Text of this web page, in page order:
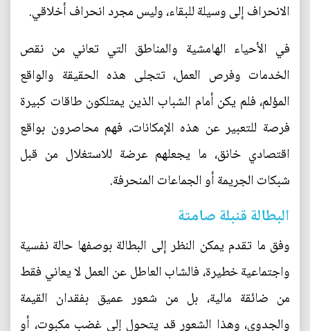
الانحراف إلى وسيلة للبقاء، وليس مجرد انحراف أخلاقي.
في الأحياء الهامشية والمناطق التي تعاني من نقص
الخدمات وفرص العمل، تتجلى هذه الحقيقة والواقع
المؤلم، فلم يكن أمام الشباب الذين يمتلكون طاقات كبيرة
فرصة للتعبير عن هذه الإمكانات، فهم محاصرون بواقع
اقتصادي خانق، ما يجعلهم عرضة للاستغلال من قبل
شبكات الجريمة أو الجماعات المنحرفة.
البطالة قنبلة صامتة
وفق ما تقدم يمكن النظر إلى البطالة بوصفها حالة نفسية
واجتماعية خطيرة، فالشاب العاطل عن العمل لا يعاني فقط
من ضائقة مالية، بل من شعور عميق بفقدان القيمة
والجدوى، وهذا الشعور قد يتحول إلى غضب مكبوت، أو